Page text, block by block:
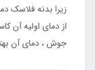
زیرا بدنه فلاسک
از دمای اولیه آن
جوش ، دمای آن